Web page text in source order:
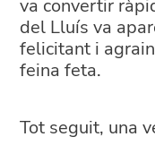
va convertir
del Lluís va
felicitant i
feina feta.
Tot seguit, una